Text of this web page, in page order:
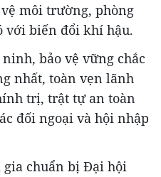
môi trường, phòng
với biến đổi khí hậu.
bảo vệ vững chắc
nhất, toàn vẹn lãnh
trị, trật tự an toàn
đối ngoại và hội nhập
gia chuẩn bị Đại hội